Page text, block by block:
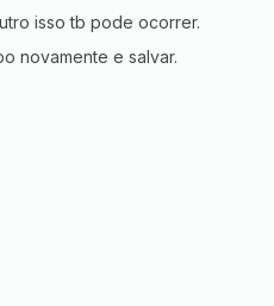
isso tb pode ocorrer.
novamente e salvar.